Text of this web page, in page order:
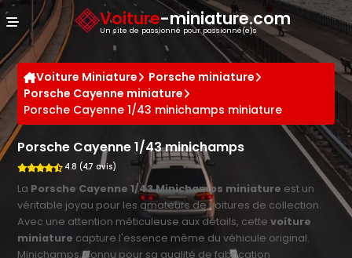
Voiture-miniature.com
Un site de passionné pour passionné(e)s
Voiture Miniature
Porsche miniature
Porsche Cayenne miniature
Porsche Cayenne 1/43 minichamps miniature
Porsche Cayenne 1/43 minichamps
4.8 (47 avis)
La Porsche Cayenne 1/43 Minichamps miniature est un
véritable joyau pour les amateurs de voitures de collection.
Avec une attention méticuleuse aux détails, cettevoiture
miniature capture l'essence même du véhicule original.
Minichamps, connu pour sa qualité de fabrication
Panneau de gestion des cookies